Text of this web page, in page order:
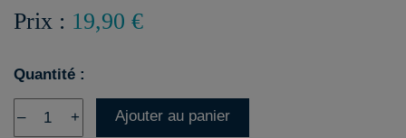
Prix : 19,90 €
Quantité :
– + Ajouter au panier